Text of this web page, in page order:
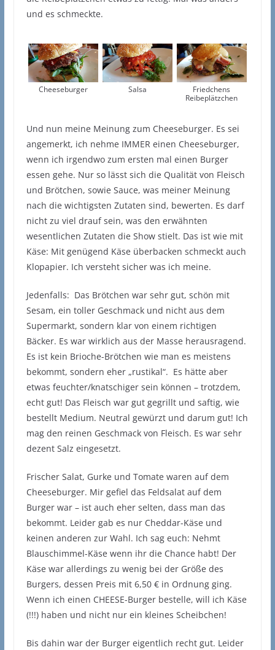
und es schmeckte.
Cheeseburger Salsa
Friedchens
Reibeplätzchen
Und nun meine Meinung zum Cheeseburger. Es sei
angemerkt, ich nehme IMMER einen Cheeseburger,
wenn ich irgendwo zum ersten mal einen Burger
essen gehe. Nur so lässt sich die Qualität von Fleisch
und Brötchen, sowie Sauce, was meiner Meinung
nach die wichtigsten Zutaten sind, bewerten. Es darf
nicht zu viel drauf sein, was den erwähnten
wesentlichen Zutaten die Show stielt. Das ist wie mit
Käse: Mit genügend Käse überbacken schmeckt auch
Klopapier. Ich versteht sicher was ich meine.
Jedenfalls: Das Brötchen war sehr gut, schön mit
Sesam, ein toller Geschmack und nicht aus dem
Supermarkt, sondern klar von einem richtigen
Bäcker. Es war wirklich aus der Masse herausragend.
Es ist kein Brioche-Brötchen wie man es meistens
bekommt, sondern eher „rustikal“. Es hätte aber
etwas feuchter/knatschiger sein können – trotzdem,
echt gut! Das Fleisch war gut gegrillt und saftig, wie
bestellt Medium. Neutral gewürzt und darum gut! Ich
mag den reinen Geschmack von Fleisch. Es war sehr
dezent Salz eingesetzt.
Frischer Salat, Gurke und Tomate waren auf dem
Cheeseburger. Mir gefiel das Feldsalat auf dem
Burger war – ist auch eher selten, dass man das
bekommt. Leider gab es nur Cheddar-Käse und
keinen anderen zur Wahl. Ich sag euch: Nehmt
Blauschimmel-Käse wenn ihr die Chance habt! Der
Käse war allerdings zu wenig bei der Größe des
Burgers, dessen Preis mit 6,50 € in Ordnung ging.
Wenn ich einen CHEESE-Burger bestelle, will ich Käse
(!!!) haben und nicht nur ein kleines Scheibchen!
Bis dahin war der Burger eigentlich recht gut. Leider